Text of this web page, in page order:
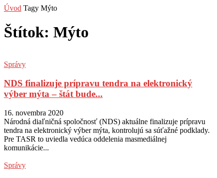
Úvod Tagy Mýto
Štítok: Mýto
Správy
NDS finalizuje prípravu tendra na elektronický
výber mýta – štát bude...
16. novembra 2020
Národná diaľničná spoločnosť (NDS) aktuálne finalizuje prípravu
tendra na elektronický výber mýta, kontrolujú sa súťažné podklady.
Pre TASR to uviedla vedúca oddelenia masmediálnej
komunikácie...
Správy